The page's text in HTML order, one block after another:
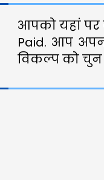
आपको यहां पर
Paid. आप
विकल्प को